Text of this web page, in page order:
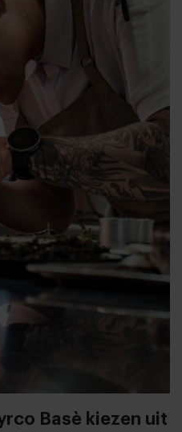
Basè kiezen uit